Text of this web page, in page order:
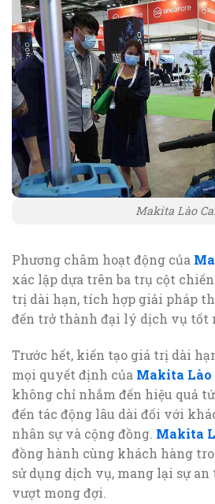
Makita Lào
Phương châm hoạt động của
xác lập dựa trên ba trụ cột
trị dài hạn, tích hợp giải pháp
đến trở thành đại lý dịch vụ tốt
Trước hết, kiến tạo giá trị dài
mọi quyết định của Makita Lào
không chỉ nhắm đến hiệu quả
đến tác động lâu dài đối với
nhân sự và cộng đồng. Makita
đồng hành cùng khách hàng
sử dụng dịch vụ, mang lại sự
vượt mong đợi.